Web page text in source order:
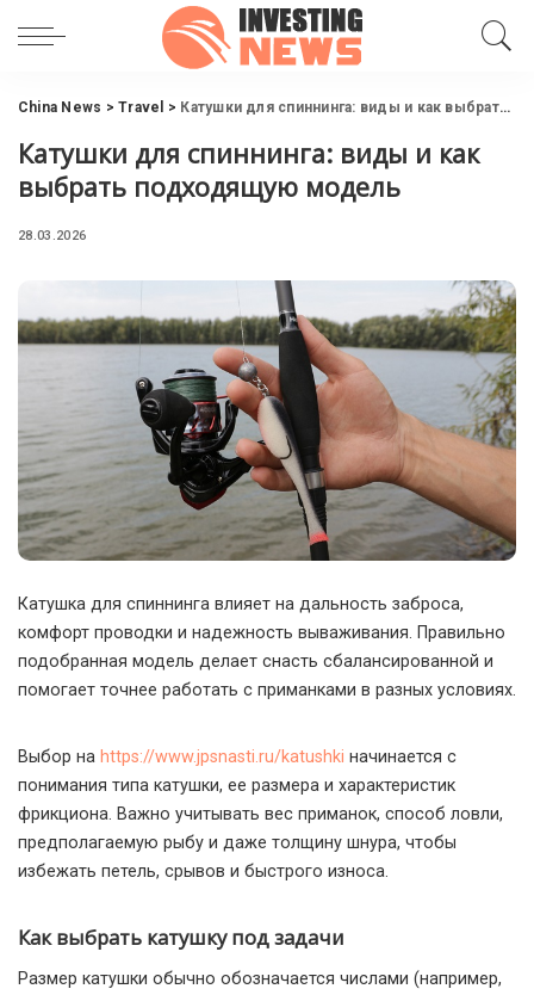
China News >Travel > Катушки для спиннинга: виды и как выбрать подходящую модель
Катушки для спиннинга: виды и как
выбрать подходящую модель
28.03.2026
Катушка для спиннинга влияет на дальность заброса,
комфорт проводки и надежность вываживания. Правильно
подобранная модель делает снасть сбалансированной и
помогает точнее работать с приманками в разных условиях.
Выбор на https://www.jpsnasti.ru/katushki начинается с
понимания типа катушки, ее размера и характеристик
фрикциона. Важно учитывать вес приманок, способ ловли,
предполагаемую рыбу и даже толщину шнура, чтобы
избежать петель, срывов и быстрого износа.
Как выбрать катушку под задачи
Размер катушки обычно обозначается числами (например,